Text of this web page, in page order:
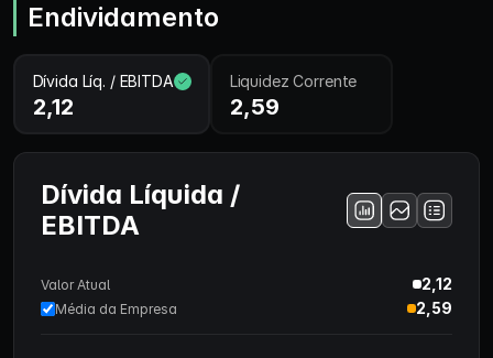
Endividamento
Dívida Líq. / EBITDA
2,12
Liquidez Corrente
2,59
Dívida Líquida /
EBITDA
Valor Atual 2,12
Média da Empresa 2,59